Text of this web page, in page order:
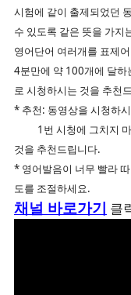
시험에 같이 출제되었던
수 있도록 같은 뜻을 가지
영어단어 여러개를 표제
4분만에 약 100개에 달하
로 시청하시는 것을 추천
* 추천: 동영상을 시청하
1번 시청에 그치지 마
것을 추천드립니다.
* 영어발음이 너무 빨라
도를 조절하세요.
채널 바로가기 클